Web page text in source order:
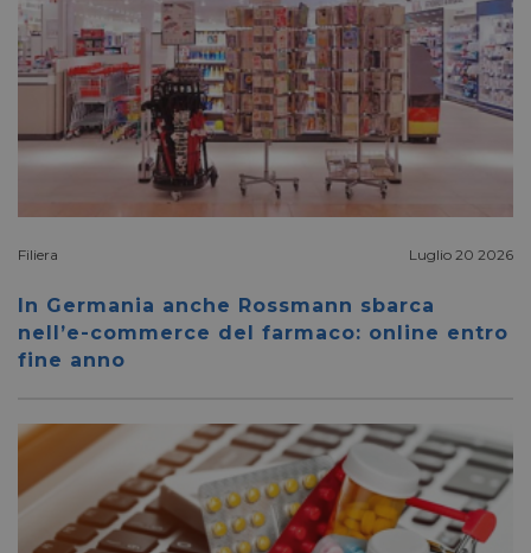
Filiera Luglio 20 2026
In Germania anche Rossmann sbarca
nell’e-commerce del farmaco: online entro
fine anno